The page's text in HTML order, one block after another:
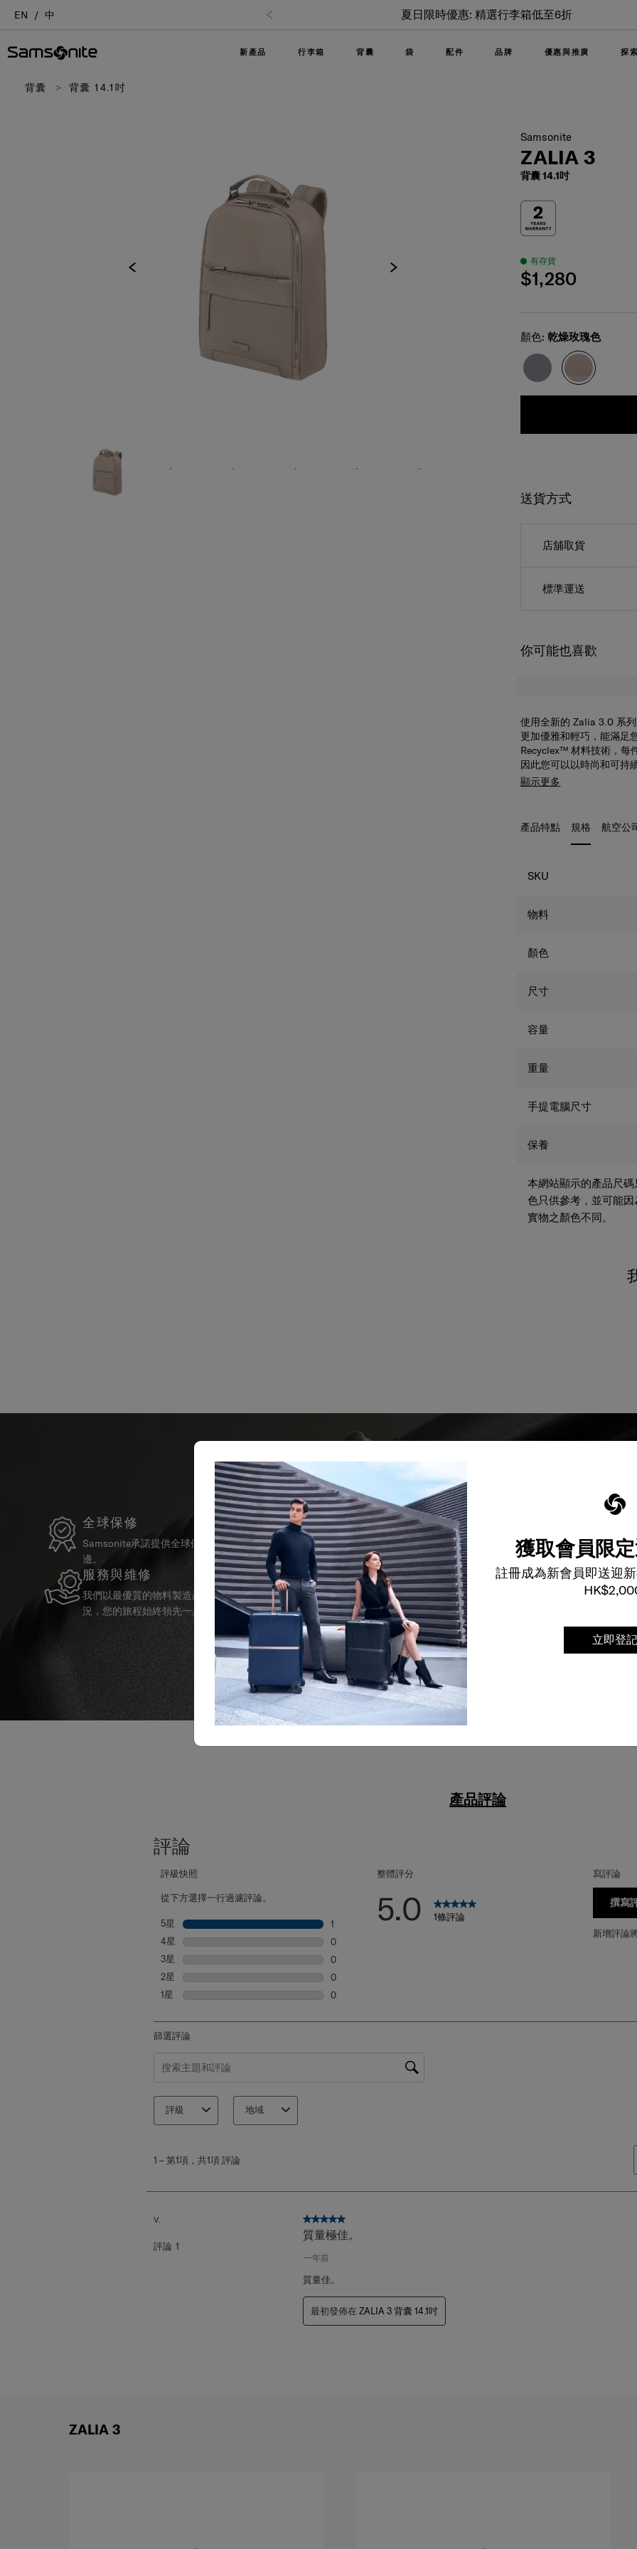
獲取會員限
註冊成為新會員即送迎
立即登記
EN 中 夏日限時優惠: 精選行李箱低至6折
新產品 行李箱 背囊 袋 配件 品牌 優惠與推廣 探
背囊 背囊 14.1吋
Samsonite
ZALIA 3
背囊 14.1吋
有存貨
$1,280
Select
顏色:乾燥玫瑰色
送貨方式
店舖取貨
標準運送
你可能也喜歡
使用全新的 Zalia 3.0 系
更加優雅和輕巧，能滿足
Recyclex™ 材料技術，每
因此您可以以時尚和可持
Zalia 3.0 背囊 14.1 吋收
讓您輕鬆地將背囊固定在
顯示更多
產品特點 規格 航空公
規格
SKU
物料
顏色
尺寸
容量
重量
手提電腦尺寸
保養
本網站顯示的產品尺
色只供參考，並可能
實物之顏色不同。
全球保修
Samsonite承諾提供全球保修服務，確保您的旅行裝備能夠長久伴隨您身
邊。
服務與維修
我們以最優質的物料製造產品，並提供可靠的服務支援，確保無論任何情
況，您的旅程始終領先一步。
產品評論
評論
評級快照
從下方選擇一行過濾評論。
5星 星級
1
1 個評論帶有 5 顆星。
4星 星級
0
0 個評論帶有 4 顆星。
3星 星級
0
0 個評論帶有 3 顆星。
2星 星級
0
0 個評論帶有 2 顆星。
1星 星級
0
整體評分
5.0 1條評論
寫評論
撰寫
新增評論
篩選評論
搜尋主題和評論搜尋區域
評級 地域
第
項，
評
1 – 第1項，共1項 評論
V.
評論 1
5星，共5星。
質量極佳。
一年前
質量佳。
最初發佈在ZALIA 3 背囊 14.1吋
ZALIA 3